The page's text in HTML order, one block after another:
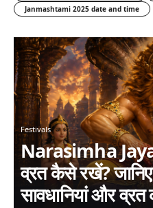
Janmashtami 2025 date and time
Festivals
Narasimha
व्रत कैसे रखें?
सावधानियां और